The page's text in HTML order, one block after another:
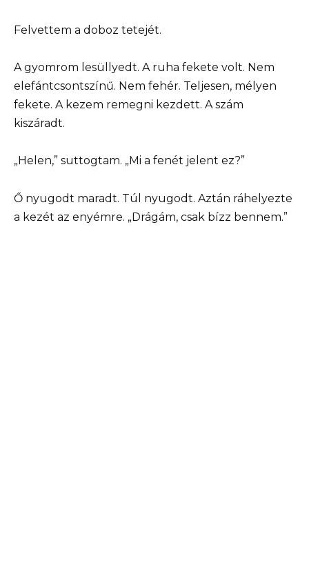
Felvettem a doboz tetejét.
A gyomrom lesüllyedt. A ruha fekete volt. Nem
elefántcsontszínű. Nem fehér. Teljesen, mélyen
fekete. A kezem remegni kezdett. A szám
kiszáradt.
„Helen,” suttogtam. „Mi a fenét jelent ez?”
Ő nyugodt maradt. Túl nyugodt. Aztán ráhelyezte
a kezét az enyémre. „Drágám, csak bízz bennem.”